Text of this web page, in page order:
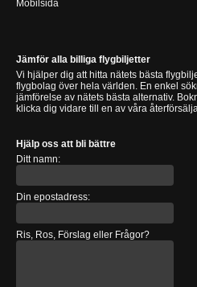
Mobilsida
Jämför alla billiga flygbiljetter
Vi hjälper dig att hitta nätets bästa
flygbolag över hela världen. En enkel
jämförelse av nätets bästa alternativ.
klicka dig vidare till en av våra
Hjälp oss att bli bättre
Ditt namn:
Din epostadress:
Ris, Ros, Förslag eller Frågor?